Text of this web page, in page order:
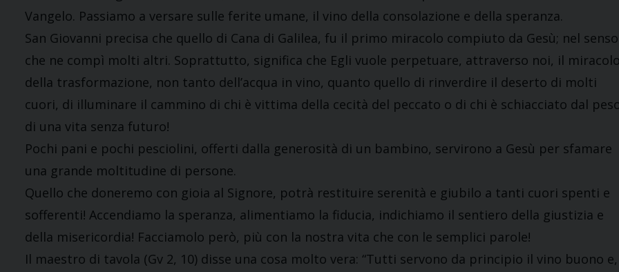
Vangelo. Passiamo a versare sulle ferite umane, il vino della consolazione e della speranza.
San Giovanni precisa che quello di Cana di Galilea, fu il primo miracolo compiuto da Gesù; nel senso
che ne compì molti altri. Soprattutto, significa che Egli vuole perpetuare, attraverso noi, il
della trasformazione, non tanto dell’acqua in vino, quanto quello di rinverdire il deserto di molti
cuori, di illuminare il cammino di chi è vittima della cecità del peccato o di chi è schiacciato dal
di una vita senza futuro!
Pochi pani e pochi pesciolini, offerti dalla generosità di un bambino, servirono a Gesù per sfamare
una grande moltitudine di persone.
Quello che doneremo con gioia al Signore, potrà restituire serenità e giubilo a tanti cuori spenti e
sofferenti! Accendiamo la speranza, alimentiamo la fiducia, indichiamo il sentiero della giustizia e
della misericordia! Facciamolo però, più con la nostra vita che con le semplici parole!
Il maestro di tavola (Gv 2, 10) disse una cosa molto vera: “Tutti servono da principio il vino buono e,